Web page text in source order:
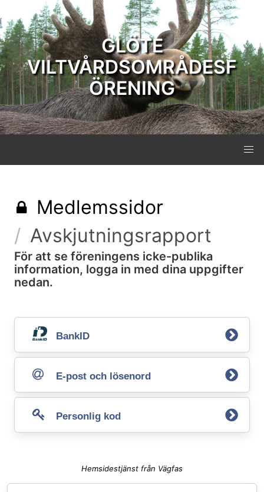
GLÖTE
VILTVÅRDSOMRÅDESF
ÖRENING
Medlemssidor
Avskjutningsrapport
För att se föreningens icke-publika
information, logga in med dina uppgifter
nedan.
BankID
E-post och lösenord
Personlig kod
Hemsidestjänst från Vägfas